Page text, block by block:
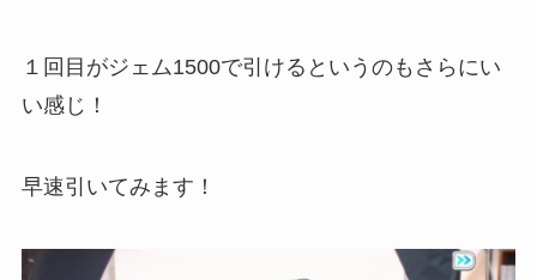
１回目がジェム1500で引けるというのもさらにい
い感じ！
早速引いてみます！